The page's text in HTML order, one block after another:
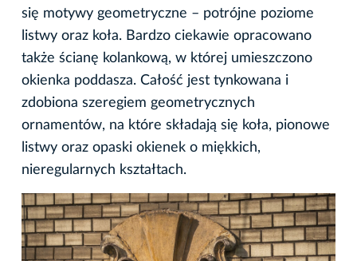
się motywy geometryczne – potrójne poziome
listwy oraz koła. Bardzo ciekawie opracowano
także ścianę kolankową, w której umieszczono
okienka poddasza. Całość jest tynkowana i
zdobiona szeregiem geometrycznych
ornamentów, na które składają się koła, pionowe
listwy oraz opaski okienek o miękkich,
nieregularnych kształtach.